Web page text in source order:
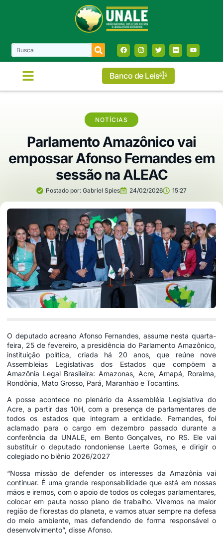
Banco de Leis
NOTÍCIAS
Parlamento Amazônico vai
empossar Afonso Fernandes em
sessão na ALEAC
Postado por: Gabriel Spies 24/02/2026 15:27
O deputado acreano Afonso Fernandes, assume nesta quarta-
feira, 25 de fevereiro, a presidência do Parlamento Amazônico,
instituição política, criada há 20 anos, que reúne nove
Assembleias Legislativas dos Estados que compõem a
Amazônia Legal Brasileira: Amazonas, Acre, Amapá, Roraima,
Rondônia, Mato Grosso, Pará, Maranhão e Tocantins.
A posse acontece no plenário da Assembléia Legislativa do
Acre, a partir das 10H, com a presença de parlamentares de
todos os estados que integram a entidade. Fernandes, foi
aclamado para o cargo em dezembro passado durante a
conferência da UNALE, em Bento Gonçalves, no RS. Ele vai
substituir o deputado rondoniense Laerte Gomes, e dirigir o
colegiado no biênio 2026/2027
“Nossa missão de defender os interesses da Amazônia vai
continuar. É uma grande responsabilidade que está em nossas
mãos e iremos, com o apoio de todos os colegas parlamentares,
colocar em pauta nosso plano de trabalho. Vivemos na maior
região de florestas do planeta, e vamos atuar sempre na defesa
do meio ambiente, mas defendendo de forma responsável o
desenvolvimento”, disse Afonso.